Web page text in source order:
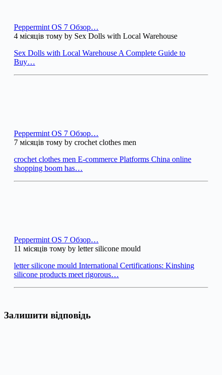
Peppermint OS 7 Обзор…
4 місяців тому by Sex Dolls with Local Warehouse
Sex Dolls with Local Warehouse A Complete Guide to
Buy…
Peppermint OS 7 Обзор…
7 місяців тому by crochet clothes men
crochet clothes men E-commerce Platforms China online
shopping boom has…
Peppermint OS 7 Обзор…
11 місяців тому by letter silicone mould
letter silicone mould International Certifications: Kinshing
silicone products meet rigorous…
Залишити відповідь